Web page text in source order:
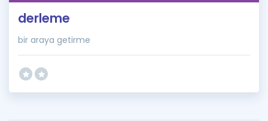
derleme
bir araya getirme